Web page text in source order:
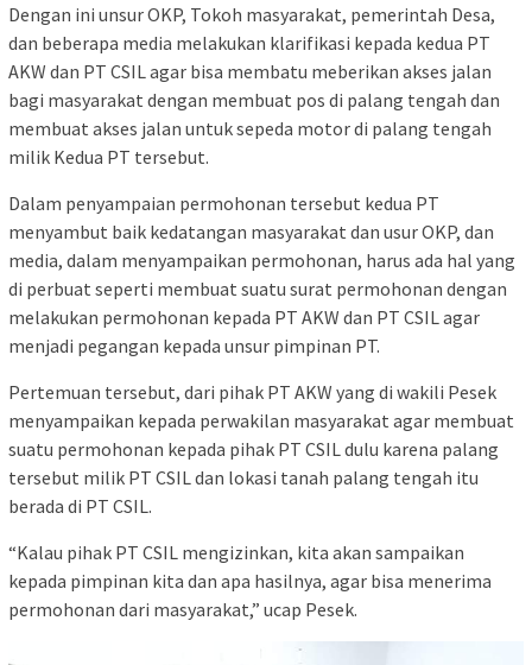
Dengan ini unsur OKP, Tokoh masyarakat, pemerintah Desa,
dan beberapa media melakukan klarifikasi kepada kedua PT
AKW dan PT CSIL agar bisa membatu meberikan akses jalan
bagi masyarakat dengan membuat pos di palang tengah dan
membuat akses jalan untuk sepeda motor di palang tengah
milik Kedua PT tersebut.
Dalam penyampaian permohonan tersebut kedua PT
menyambut baik kedatangan masyarakat dan usur OKP, dan
media, dalam menyampaikan permohonan, harus ada hal yang
di perbuat seperti membuat suatu surat permohonan dengan
melakukan permohonan kepada PT AKW dan PT CSIL agar
menjadi pegangan kepada unsur pimpinan PT.
Pertemuan tersebut, dari pihak PT AKW yang di wakili Pesek
menyampaikan kepada perwakilan masyarakat agar membuat
suatu permohonan kepada pihak PT CSIL dulu karena palang
tersebut milik PT CSIL dan lokasi tanah palang tengah itu
berada di PT CSIL.
“Kalau pihak PT CSIL mengizinkan, kita akan sampaikan
kepada pimpinan kita dan apa hasilnya, agar bisa menerima
permohonan dari masyarakat,” ucap Pesek.